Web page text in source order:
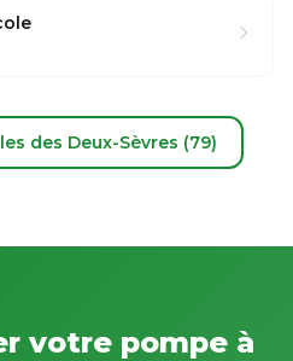
des Deux-Sèvres (79)
votre pompe à